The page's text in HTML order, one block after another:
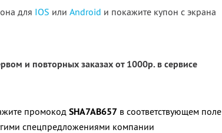
для IOS или Android и покажите купон с экрана
и повторных заказах от 1000р. в сервисе
промокодSHA7AB657 в соответствующем поле
спецпредложениями компании